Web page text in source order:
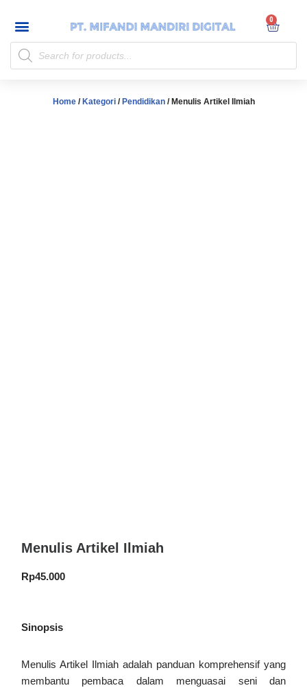
content
Home/ Kategori/ Pendidikan/ Menulis Artikel Ilmiah
Menulis Artikel Ilmiah
Rp45.000
Sinopsis
Menulis Artikel Ilmiah adalah panduan komprehensif yang
membantu pembaca dalam menguasai seni dan